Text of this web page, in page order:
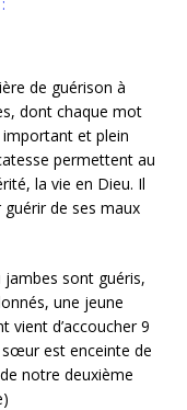
de guérison à
dont chaque mot
important et plein
permettent au
la vie en Dieu. Il
de ses maux
sont guéris,
une jeune
vient d’accoucher 9
est enceinte de
notre deuxième